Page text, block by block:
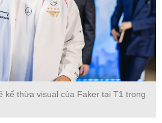
kế thừa visual của Faker tại T1 trong